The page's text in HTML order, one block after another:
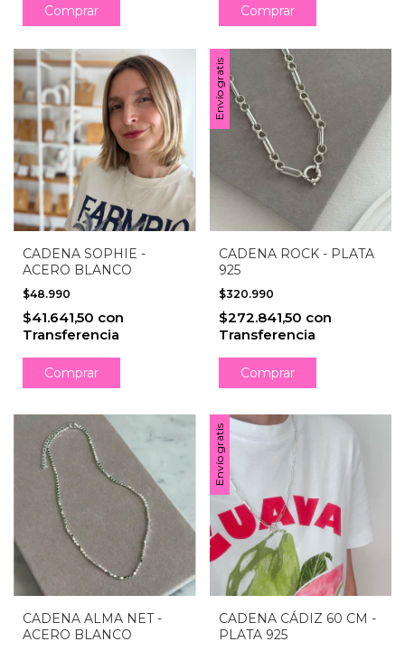
Comprar Comprar
CADENA SOPHIE -
ACERO BLANCO
$48.990
$41.641,50 con
Transferencia
Envío gratis
CADENA ROCK - PLATA
925
$320.990
$272.841,50 con
Transferencia
Comprar
CADENA ALMA NET -
ACERO BLANCO
Envío gratis
CADENA CÁDIZ 60 CM -
PLATA 925